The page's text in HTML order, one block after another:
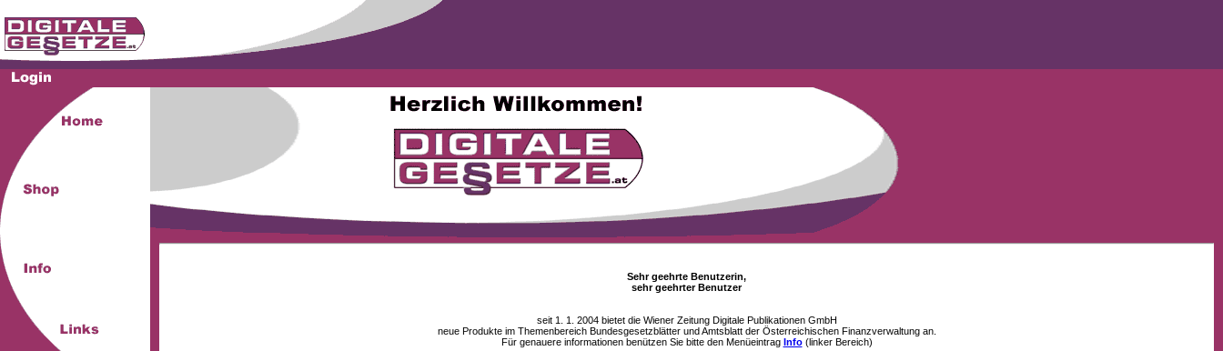
Sehr geehrte Benutzerin,
sehr geehrter Benutzer
seit 1. 1. 2004 bietet die Wiener Zeitung Digitale Publikationen GmbH
neue Produkte im Themenbereich Bundesgesetzblätter und Amtsblatt der Österreichischen Finanzverwaltung an.
Für genauere informationen benützen Sie bitte den Menüeintrag Info(linker Bereich)